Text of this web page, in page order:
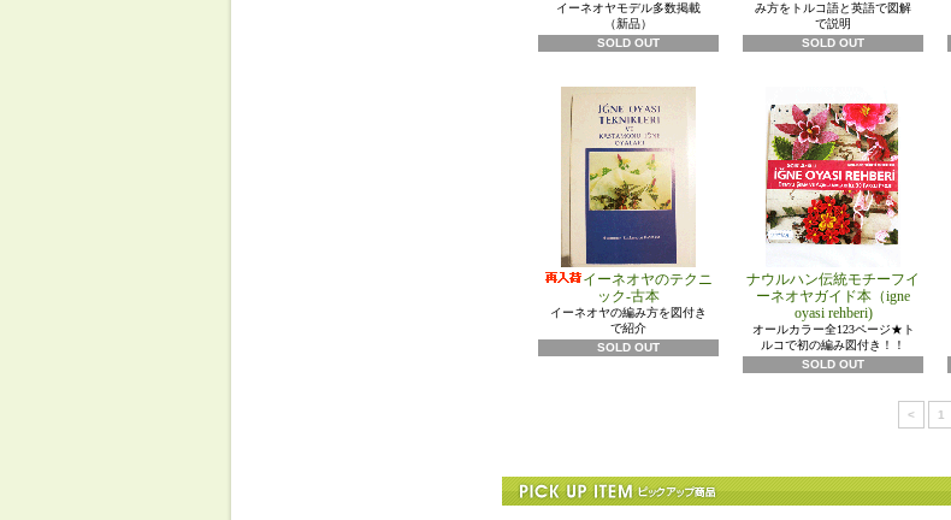
イーネオヤモデル多数掲載
（新品）
SOLD OUT
み方をトルコ語と英語で図解
で説明
SOLD OUT
イーネオヤのテクニ
ック-古本
イーネオヤの編み方を図付き
で紹介
SOLD OUT
ナウルハン伝統モチーフイ
ーネオヤガイド本（igne
oyasi rehberi)
オールカラー全123ページ★ト
ルコで初の編み図付き！！
SOLD OUT
< 1